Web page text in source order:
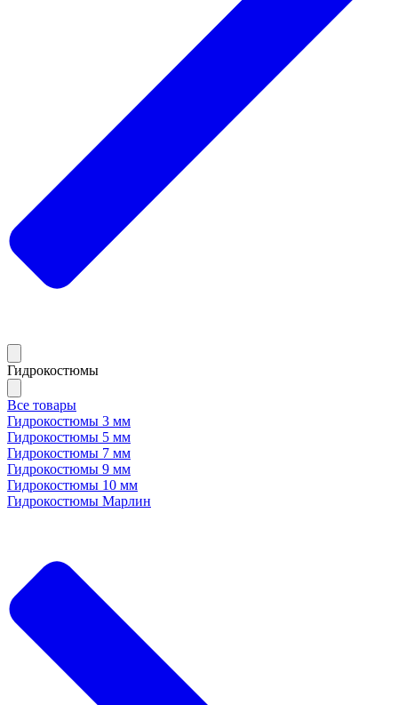
Гидрокостюмы
Все товары
Гидрокостюмы 3 мм
Гидрокостюмы 5 мм
Гидрокостюмы 7 мм
Гидрокостюмы 9 мм
Гидрокостюмы 10 мм
Гидрокостюмы Марлин